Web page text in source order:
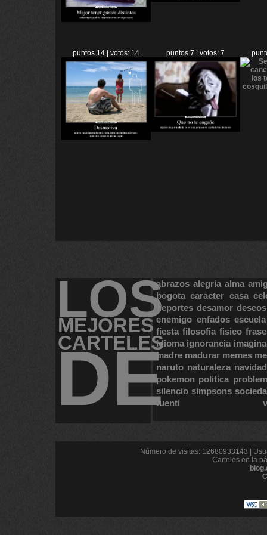
puntos 14 | votos: 14 puntos 7 | votos: 7
LOS
MEJORES
CARTELES
DE
abrazos alegria alma
bogota caracter casa
deportes desamor deseos
enemigo enfados escuela
fiesta filosofia fisico
idioma ignorancia
madre madurar memes
naruto naturaleza navidad
pokemon politica
silencio simpsons
tuenti
Número de visitas: 12680933143 |
Carteles en la